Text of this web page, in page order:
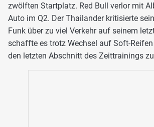
zwölften Startplatz. Red Bull verlor mit
Auto im Q2. Der Thailander kritisierte
Funk über zu viel Verkehr auf seinem
schaffte es trotz Wechsel auf Soft-
den letzten Abschnitt des Zeittrainings